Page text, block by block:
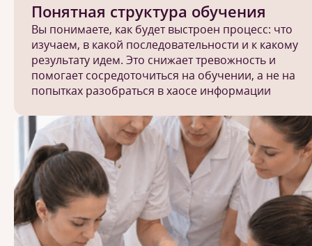
Понятная структура обучения
Вы понимаете, как будет выстроен процесс: что
изучаем, в какой последовательности и к какому
результату идем. Это снижает тревожность и
помогает сосредоточиться на обучении, а не на
попытках разобраться в хаосе информации